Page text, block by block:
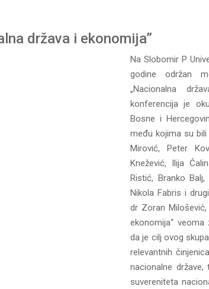
država i ekonomija”
Na Slobomir P
godine održan
„Nacionalna
konferencija je
Bosne i
među kojima su bili
Mirović, Peter
Knežević, Ilija
Ristić, Branko
Nikola Fabris i
dr Zoran
ekonomija“
da je cilj ovog
relevantnih
nacionalne
suvereniteta